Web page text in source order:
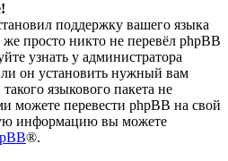
поддержку вашего языка
просто никто не перевёл phpBB
узнать у администратора
он установить нужный вам
языкового пакета не
можете перевести phpBB на свой
информацию вы можете
®.